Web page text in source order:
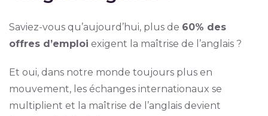
Saviez-vous qu’aujourd’hui, plus de 60% des
offres d’emploi exigent la maîtrise de l’anglais ?
Et oui, dans notre monde toujours plus en
mouvement, les échanges internationaux se
multiplient et la maîtrise de l’anglais devient